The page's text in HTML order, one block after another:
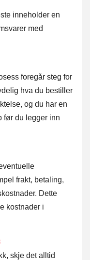
inneholder en
med
foregår steg for
hva du bestiller
og du har en
før du legger inn
frakt, betaling,
Dette
kostnader i
skje det alltid